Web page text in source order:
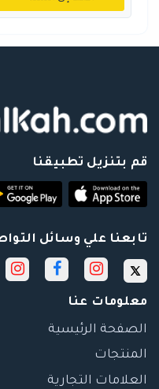
قم بتنزيل تطبيقنا
تابعنا علي وسائل
معلومات عنا
الصفحة الرئيسية
المنتجات
العلامات التجارية